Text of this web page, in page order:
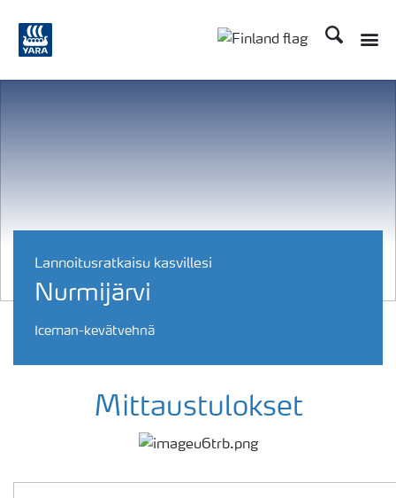
Etsi
Lannoitusratkaisu kasvillesi
Nurmijärvi
Iceman-kevätvehnä
Mittaustulokset